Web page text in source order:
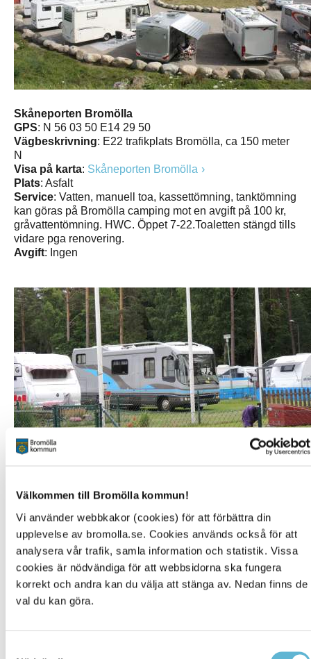
Välkommen till Bromölla kommun!
Vi använder webbkakor (cookies) för att förbättra din
upplevelse av bromolla.se. Cookies används också för att
analysera vår trafik, samla information och statistik. Vissa
cookies är nödvändiga för att webbsidorna ska fungera
korrekt och andra kan du välja att stänga av. Nedan finns de
val du kan göra.
Skåneporten Bromölla
GPS: N 56 03 50 E14 29 50
Vägbeskrivning: E22 trafikplats Bromölla, ca 150 meter
N
Visa på karta: Skåneporten Bromölla
Plats: Asfalt
Service: Vatten, manuell toa, kassettömning, tanktömning
kan göras på Bromölla camping mot en avgift på 100 kr,
gråvattentömning. HWC. Öppet 7-22.Toaletten stängd tills
vidare pga renovering.
Avgift: Ingen
GPS-koordinater:N56 06 60 E14 45 52
Bromölla. Vid Ivösjöns strand. Scoutvägen 6
Visa på karta: Bromölla Camping och vandrarhem
Plats:Gräs
Service: Toa, dusch, tömning av gråvatten, kem toa,
Avgift:För information om priser läs mer här.